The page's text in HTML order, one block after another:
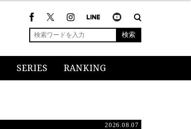
検索
SERIES RANKING
2026.08.07